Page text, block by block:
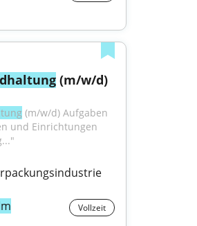
(m/w/d)
(m/w/d) Aufgaben
und Einrichtungen
Vollzeit